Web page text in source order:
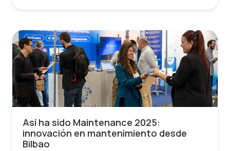
Así ha sido Maintenance 2025:
innovación en mantenimiento desde
Bilbao